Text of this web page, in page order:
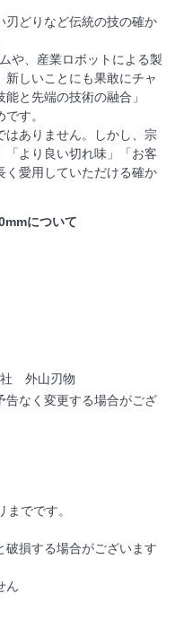
刃どりなど伝統の技の確か
や、産業ロボットによる製
しいことにも果敢にチャ
と先端の技術の融合」
す。
はありません。しかし、宗
「より良い切れ味」「お客
く愛用していただける確か
について
外山刃物
なく変更する場合がござ
でです。
破損する場合がございます
ん